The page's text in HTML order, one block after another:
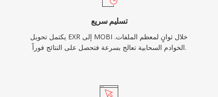
تسليم سريع
يكتمل تحويل EXR إلى MOBI خلال ثوانٍ لمعظم الملفات.
الخوادم السحابية تعالج بسرعة فتحصل على النتائج فوراً.